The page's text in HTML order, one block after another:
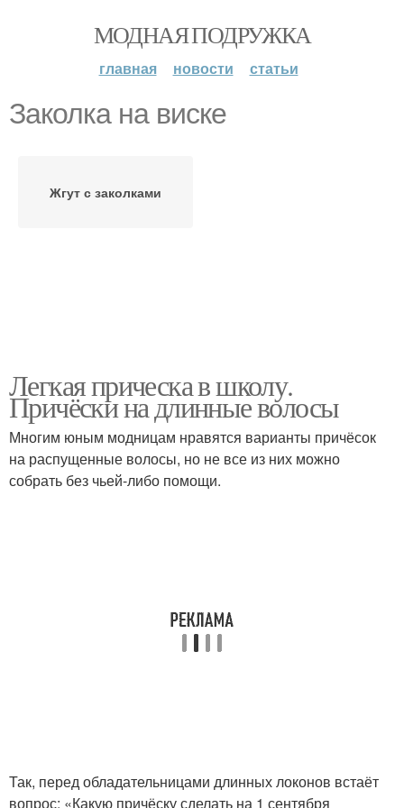
МОДНАЯ ПОДРУЖКА
главная новости статьи
Заколка на виске
Жгут с заколками
Легкая прическа в школу.
Причёски на длинные волосы
Многим юным модницам нравятся варианты причёсок
на распущенные волосы, но не все из них можно
собрать без чьей-либо помощи.
Так, перед обладательницами длинных локонов встаёт
вопрос: «Какую причёску сделать на 1 сентября